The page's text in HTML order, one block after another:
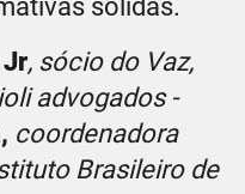
sólidas.
Jr, sócio do Vaz,
advogados -
coordenadora
Brasileiro de